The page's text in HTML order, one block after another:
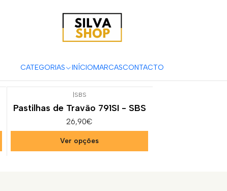
CATEGORIAS INÍCIOMARCASCONTACTO
SE 300i
SBS
Pastilhas de Travão 791SI - SBS
26,90€
Ver opções